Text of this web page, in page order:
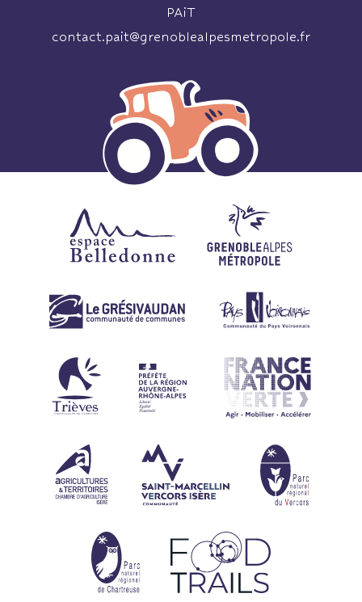
PAiT
contact.pait@grenoblealpesmetropole.fr